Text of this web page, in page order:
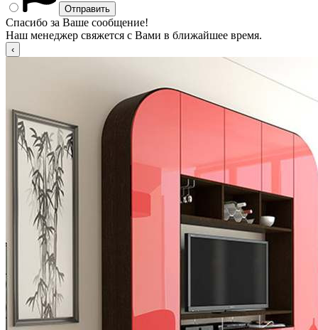
Спасибо за Ваше сообщение!
Наш менеджер свяжется с Вами в ближайшее время.